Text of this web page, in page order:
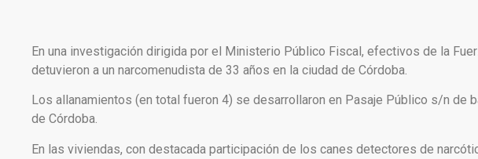
En una investigación dirigida por el Ministerio Público Fiscal, efectivos de la
detuvieron a un narcomenudista de 33 años en la ciudad de Córdoba.
Los allanamientos (en total fueron 4) se desarrollaron en Pasaje Público s/n de
de Córdoba.
En las viviendas, con destacada participación de los canes detectores de